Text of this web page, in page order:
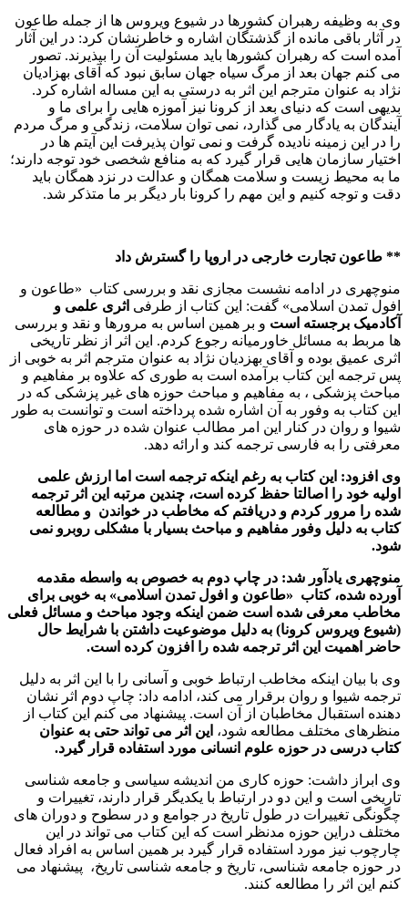
وی به وظیفه رهبران کشورها در شیوع ویروس ها از جمله طاعون
در آثار باقی مانده از گذشتگان اشاره و خاطرنشان کرد: در این آثار
آمده است که رهبران کشورها باید مسئولیت آن را بپذیرند. تصور
می کنم جهان بعد از مرگ سیاه جهان سابق نبود که آقای بهزادیان
نژاد به عنوان مترجم این اثر به درستی به این مساله اشاره کرد.
بدیهی است که دنیای بعد از کرونا نیز آموزه هایی را برای ما و
آیندگان به یادگار می گذارد، نمی توان سلامت، زندگی و مرگ مردم
را در این زمینه نادیده گرفت و نمی توان پذیرفت این آیتم ها در
اختیار سازمان هایی قرار گیرد که به منافع شخصی خود توجه دارند؛
ما به محیط زیست و سلامت همگان و عدالت در نزد همگان باید
دقت و توجه کنیم و این مهم را کرونا بار دیگر بر ما متذکر شد.
** طاعون تجارت خارجی در اروپا را گسترش داد
منوچهری در ادامه نشست مجازی نقد و بررسی کتاب «طاعون و
افول تمدن اسلامی» گفت: این کتاب از طرفی اثری علمی و
آکادمیک برجسته است و بر همین اساس به مرورها و نقد و بررسی
ها مربط به مسائل خاورمیانه رجوع کردم. این اثر از نظر تاریخی
اثری عمیق بوده و آقای بهزدیان نژاد به عنوان مترجم اثر به خوبی از
پس ترجمه این کتاب برآمده است به طوری که علاوه بر مفاهیم و
مباحث پزشکی ، به مفاهیم و مباحث حوزه های غیر پزشکی که در
این کتاب به وفور به آن اشاره شده پرداخته است و توانست به طور
شیوا و روان در کنار این امر مطالب عنوان شده در حوزه های
معرفتی را به فارسی ترجمه کند و ارائه دهد.
وی افزود: این کتاب به رغم اینکه ترجمه است اما ارزش علمی
اولیه خود را اصالتا حفظ کرده است، چندین مرتبه این اثر ترجمه
شده را مرور کردم و دریافتم که مخاطب در خواندن و مطالعه
کتاب به دلیل وفور مفاهیم و مباحث بسیار با مشکلی روبرو نمی
شود.
منوچهری یادآور شد: در چاپ دوم به خصوص به واسطه مقدمه
آورده شده، کتاب «طاعون و افول تمدن اسلامی» به خوبی برای
مخاطب معرفی شده است ضمن اینکه وجود مباحث و مسائل فعلی
(شیوع ویروس کرونا) به دلیل موضوعیت داشتن با شرایط حال
حاضر اهمیت این اثر ترجمه شده را افزون کرده است.
وی با بیان اینکه مخاطب ارتباط خوبی و آسانی را با این اثر به دلیل
ترجمه شیوا و روان برقرار می کند، ادامه داد: چاپ دوم اثر نشان
دهنده استقبال مخاطبان از آن است. پیشنهاد می کنم این کتاب از
منظرهای مختلف مطالعه شود، این اثر می تواند حتی به عنوان
کتاب درسی در حوزه علوم انسانی مورد استفاده قرار گیرد.
وی ابراز داشت: حوزه کاری من اندیشه سیاسی و جامعه شناسی
تاریخی است و این دو در ارتباط با یکدیگر قرار دارند، تغییرات و
چگونگی تغییرات در طول تاریخ در جوامع و در سطوح و دوران های
مختلف دراین حوزه مدنظر است که این کتاب می تواند در این
چارچوب نیز مورد استفاده قرار گیرد بر همین اساس به افراد فعال
در حوزه جامعه شناسی، تاریخ و جامعه شناسی تاریخ، پیشنهاد می
کنم این اثر را مطالعه کنند.